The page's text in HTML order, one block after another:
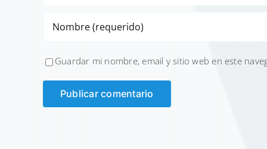
Guardar mi nombre, email y sitio web en este